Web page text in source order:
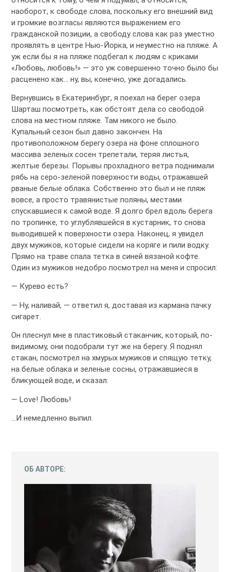
наоборот, к свободе слова, поскольку его внешний вид
и громкие возгласы являются выражением его
гражданской позиции, а свободу слова как раз уместно
проявлять в центре Нью-Йорка, и неуместно на пляже. А
уж если бы я на пляже подбегал к людям с криками
«Любовь, любовь!» — это уж совершенно точно было бы
расценено как… ну, вы, конечно, уже догадались.
Вернувшись в Екатеринбург, я поехал на берег озера
Шарташ посмотреть, как обстоят дела со свободой
слова на местном пляже. Там никого не было.
Купальный сезон был давно закончен. На
противоположном берегу озера на фоне сплошного
массива зеленых сосен трепетали, теряя листья,
желтые березы. Порывы прохладного ветра поднимали
рябь на серо-зеленой поверхности воды, отражавшей
рваные белые облака. Собственно это был и не пляж
вовсе, а просто травянистые поляны, местами
спускавшиеся к самой воде. Я долго брел вдоль берега
по тропинке, то углублявшейся в кустарник, то снова
выводившей к поверхности озера. Наконец, я увидел
двух мужиков, которые сидели на коряге и пили водку.
Прямо на траве спала тетка в синей вязаной кофте.
Один из мужиков недобро посмотрел на меня и спросил:
— Курево есть?
— Ну, наливай, — ответил я, доставая из кармана пачку
сигарет.
Он плеснул мне в пластиковый стаканчик, который, по-
видимому, они подобрали тут же на берегу. Я поднял
стакан, посмотрел на хмурых мужиков и спящую тетку,
на белые облака и зеленые сосны, отражавшиеся в
бликующей воде, и сказал:
— Love! Любовь!
…И немедленно выпил.
ОБ АВТОРЕ: